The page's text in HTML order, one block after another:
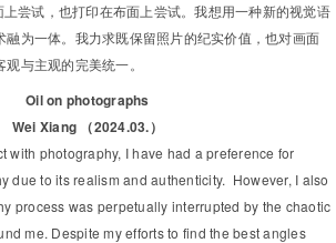
尝试，也打印在布面上尝试。我想用一种新的视觉语
融为一体。我力求既保留照片的纪实价值，也对画面
与主观的完美统一。
Oil on photographs
Wei Xiang （2024.03.）
with photography, I have had a preference for
due to its realism and authenticity. However, I also
process was perpetually interrupted by the chaotic
me. Despite my efforts to find the best angles